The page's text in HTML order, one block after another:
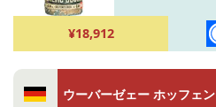
¥18,912
ウーバーゼェー ホッフェン